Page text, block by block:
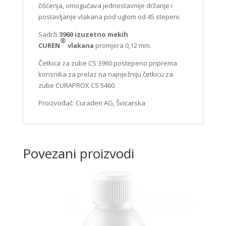
čišćenja, omogućava jednostavnije držanje i
postavljanje vlakana pod uglom od 45 stepeni.
Sadrži 3960 izuzetno mekih
CUREN
®
vlakana promjera 0,12 mm.
Četkica za zube CS 3960 postepeno priprema
korisnika za prelaz na najnježniju četkicu za
zube CURAPROX CS 5460.
Proizvođač: Curaden AG, Švicarska
Povezani proizvodi